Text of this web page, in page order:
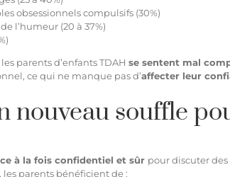
obsessionnels compulsifs (30%)
l’humeur (20 à 37%)
les parents d’enfants TDAH se sentent mal
ce qui ne manque pas d’affecter leur
nouveau souffle
à la fois confidentiel et sûr pour discuter
les parents bénéficient de :